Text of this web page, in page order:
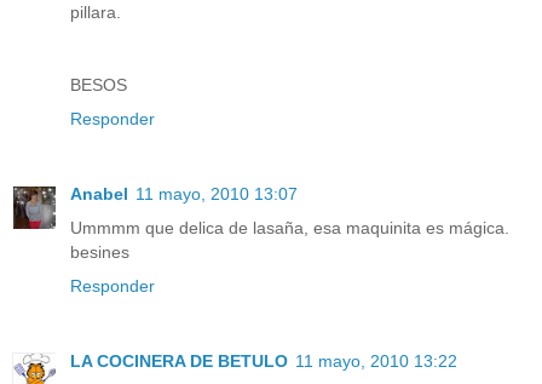
pillara.
BESOS
Responder
Anabel 11 mayo, 2010 13:07
Ummmm que delica de lasaña, esa maquinita es mágica.
besines
Responder
LA COCINERA DE BETULO 11 mayo, 2010 13:22